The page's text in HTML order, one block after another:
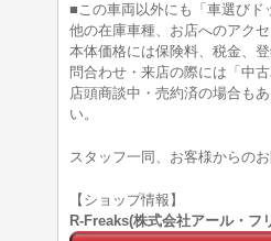
■この車両以外にも「車選びド
他の在庫車種、お店へのアク
本体価格には保険料、税金、
問合わせ・来店の際には「中
店頭商談中・売約済の場合も
い。
スタッフ一同、お客様からの
【ショップ情報】
R-Freaks(株式会社アール・